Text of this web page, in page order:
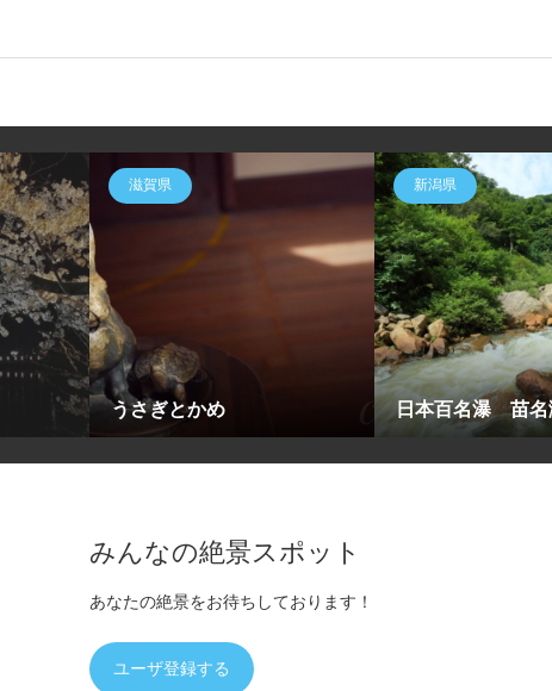
滋賀県
うさぎとかめ
新潟県
日本百名瀑 苗名
みんなの絶景スポット
あなたの絶景をお待ちしております！
ユーザ登録する